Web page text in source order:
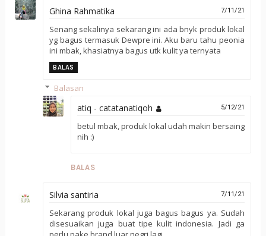
Ghina Rahmatika 7/11/21
Senang sekalinya sekarang ini ada bnyk produk lokal
yg bagus termasuk Dewpre ini. Aku baru tahu peonia
ini mbak, khasiatnya bagus utk kulit ya ternyata
BALAS
Balasan
atiq - catatanatiqoh 5/12/21
betul mbak, produk lokal udah makin bersaing
nih :)
BALAS
Silvia santiria 7/11/21
Sekarang produk lokal juga bagus bagus ya. Sudah
disesuaikan juga buat tipe kulit indonesia. Jadi ga